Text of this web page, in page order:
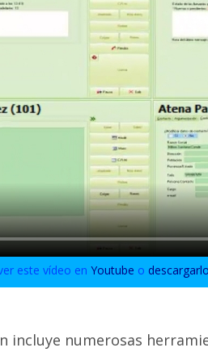
este vídeo enYoutube o
incluye numerosas